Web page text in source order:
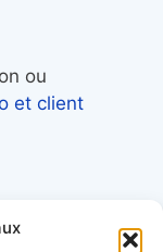
ou
et client